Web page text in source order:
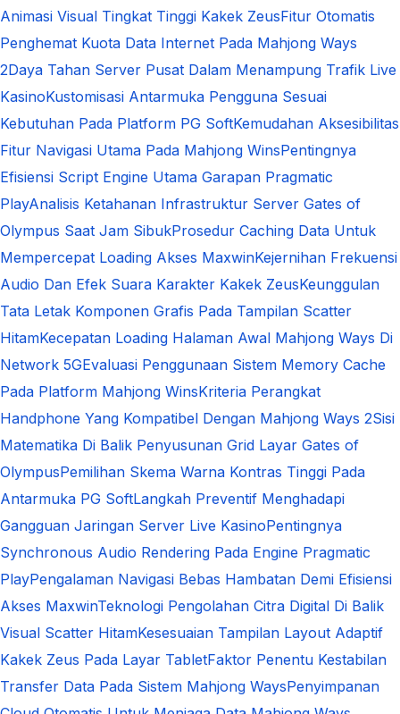
Animasi Visual Tingkat Tinggi Kakek ZeusFitur Otomatis
Penghemat Kuota Data Internet Pada Mahjong Ways
2Daya Tahan Server Pusat Dalam Menampung Trafik Live
KasinoKustomisasi Antarmuka Pengguna Sesuai
Kebutuhan Pada Platform PG SoftKemudahan Aksesibilitas
Fitur Navigasi Utama Pada Mahjong WinsPentingnya
Efisiensi Script Engine Utama Garapan Pragmatic
PlayAnalisis Ketahanan Infrastruktur Server Gates of
Olympus Saat Jam SibukProsedur Caching Data Untuk
Mempercepat Loading Akses MaxwinKejernihan Frekuensi
Audio Dan Efek Suara Karakter Kakek ZeusKeunggulan
Tata Letak Komponen Grafis Pada Tampilan Scatter
HitamKecepatan Loading Halaman Awal Mahjong Ways Di
Network 5GEvaluasi Penggunaan Sistem Memory Cache
Pada Platform Mahjong WinsKriteria Perangkat
Handphone Yang Kompatibel Dengan Mahjong Ways 2Sisi
Matematika Di Balik Penyusunan Grid Layar Gates of
OlympusPemilihan Skema Warna Kontras Tinggi Pada
Antarmuka PG SoftLangkah Preventif Menghadapi
Gangguan Jaringan Server Live KasinoPentingnya
Synchronous Audio Rendering Pada Engine Pragmatic
PlayPengalaman Navigasi Bebas Hambatan Demi Efisiensi
Akses MaxwinTeknologi Pengolahan Citra Digital Di Balik
Visual Scatter HitamKesesuaian Tampilan Layout Adaptif
Kakek Zeus Pada Layar TabletFaktor Penentu Kestabilan
Transfer Data Pada Sistem Mahjong WaysPenyimpanan